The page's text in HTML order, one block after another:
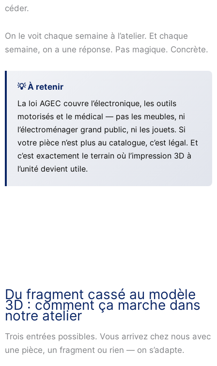
céder.
On le voit chaque semaine à l’atelier. Et chaque
semaine, on a une réponse. Pas magique. Concrète.
💡 À retenir
La loi AGEC couvre l’électronique, les outils
motorisés et le médical — pas les meubles, ni
l’électroménager grand public, ni les jouets. Si
votre pièce n’est plus au catalogue, c’est légal. Et
c’est exactement le terrain où l’impression 3D à
l’unité devient utile.
Du fragment cassé au modèle
3D : comment ça marche dans
notre atelier
Trois entrées possibles. Vous arrivez chez nous avec
une pièce, un fragment ou rien — on s’adapte.